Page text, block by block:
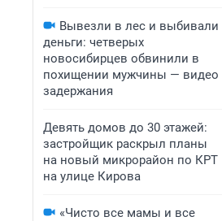
Вывезли в лес и выбивали
деньги: четверых
новосибирцев обвинили в
похищении мужчины — видео
задержания
Девять домов до 30 этажей:
застройщик раскрыл планы
на новый микрорайон по КРТ
на улице Кирова
«Чисто все мамы и все